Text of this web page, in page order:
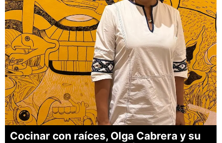
Cocinar con raíces, Olga Cabrera y su